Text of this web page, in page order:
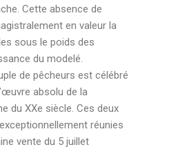
Cette absence de
en valeur la
sous le poids des
du modelé.
de pêcheurs est célébré
absolu de la
du XXe siècle. Ces deux
réunies
vente du 5 juillet